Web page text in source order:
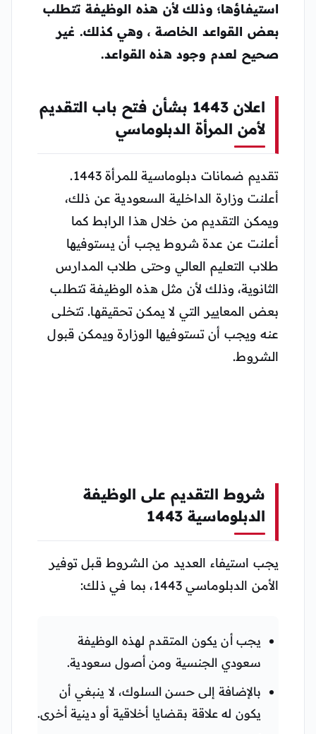
استيفاؤها؛ وذلك لأن هذه الوظيفة تتطلب
بعض القواعد الخاصة ، وهي كذلك. غير
صحيح لعدم وجود هذه القواعد.
اعلان 1443 بشأن فتح باب التقديم
لأمن المرأة الدبلوماسي
تقديم ضمانات دبلوماسية للمرأة 1443.
أعلنت وزارة الداخلية السعودية عن ذلك،
ويمكن التقديم من خلال هذا الرابط كما
أعلنت عن عدة شروط يجب أن يستوفيها
طلاب التعليم العالي وحتى طلاب المدارس
الثانوية، وذلك لأن مثل هذه الوظيفة تتطلب
بعض المعايير التي لا يمكن تحقيقها. تتخلى
عنه ويجب أن تستوفيها الوزارة ويمكن قبول
الشروط.
شروط التقديم على الوظيفة
الدبلوماسية 1443
يجب استيفاء العديد من الشروط قبل توفير
الأمن الدبلوماسي 1443، بما في ذلك:
يجب أن يكون المتقدم لهذه الوظيفة
سعودي الجنسية ومن أصول سعودية.
بالإضافة إلى حسن السلوك، لا ينبغي أن
يكون له علاقة بقضايا أخلاقية أو دينية أخرى.